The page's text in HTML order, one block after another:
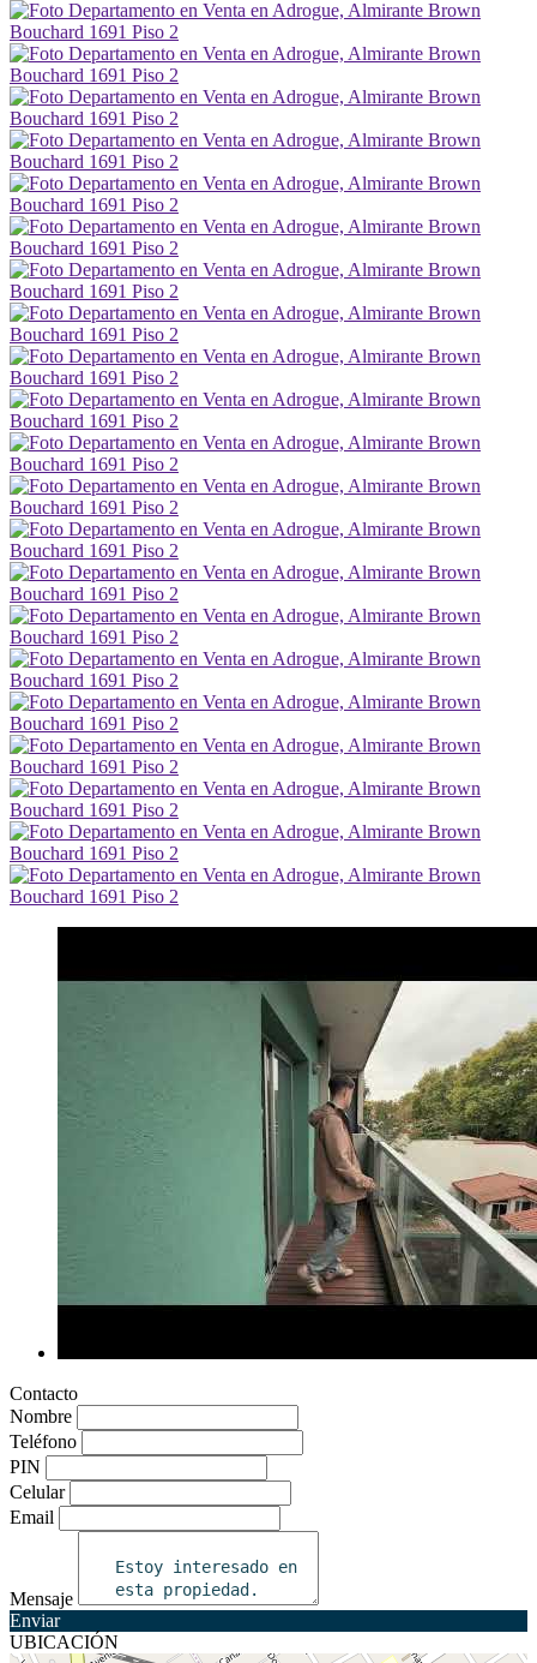
Contacto
Nombre
Teléfono
PIN
Celular
Email
Mensaje
Enviar
UBICACIÓN